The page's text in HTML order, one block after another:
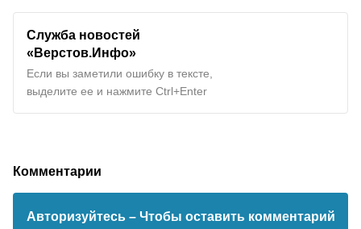
Служба новостей
«Верстов.Инфо»
Если вы заметили ошибку в тексте,
выделите ее и нажмите Ctrl+Enter
Комментарии
Авторизуйтесь – Чтобы оставить комментарий